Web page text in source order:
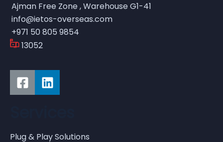
$ 689.00
Malachite Carnaby Mug
Ajman Free Zone , Warehouse G1-41
info@ietos-overseas.com
+971 50 805 9854
13052
Plug & Play Solutions